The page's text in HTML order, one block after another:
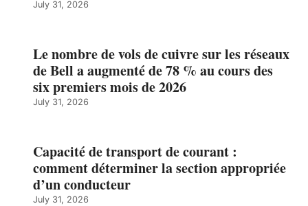
July 31, 2026
Le nombre de vols de cuivre sur les réseaux
de Bell a augmenté de 78 % au cours des
six premiers mois de 2026
July 31, 2026
Capacité de transport de courant :
comment déterminer la section appropriée
d’un conducteur
July 31, 2026